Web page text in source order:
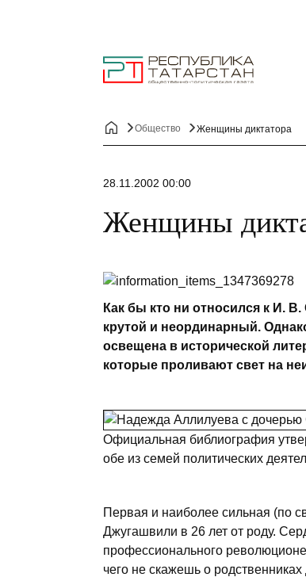
Общество Женщины диктатора
28.11.2002 00:00
Женщины
Как бы кто ни относился к И.
крутой и неординарный.
освещена в исторической
которые проливают свет на
Официальная библиография
обе из семей политических
Первая и наиболее сильная (по
Джугашвили в 26 лет от роду.
профессионального
чего не скажешь о